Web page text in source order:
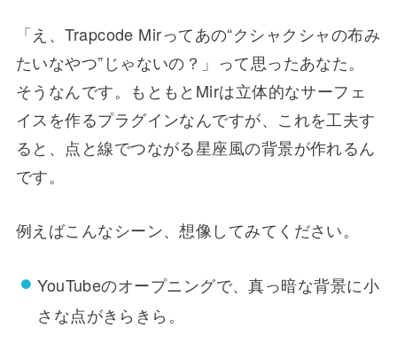
「え、Trapcode Mirってあの“クシャクシャの布み
たいなやつ”じゃないの？」って思ったあなた。
そうなんです。もともとMirは立体的なサーフェ
イスを作るプラグインなんですが、これを工夫す
ると、点と線でつながる星座風の背景が作れるん
です。
例えばこんなシーン、想像してみてください。
YouTubeのオープニングで、真っ暗な背景に小
さな点がきらきら。